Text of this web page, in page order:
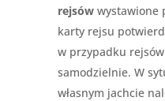
rejsówwystawione
karty rejsu
w przypadku
samodzielnie. W
własnym jachcie